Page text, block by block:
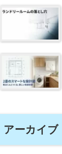
アーカイブ